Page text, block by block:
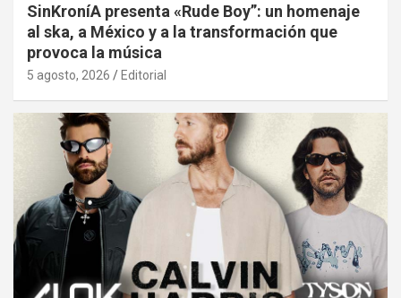
SinKroníA presenta «Rude Boy”: un homenaje
al ska, a México y a la transformación que
provoca la música
5 agosto, 2026 Editorial